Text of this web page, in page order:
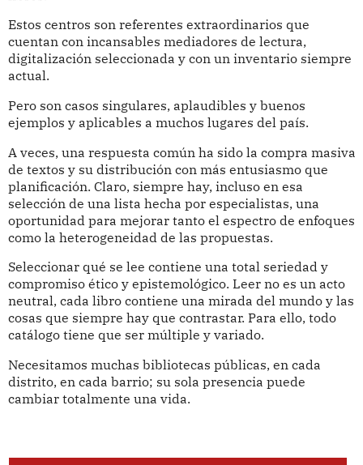
Estos centros son referentes extraordinarios que
cuentan con incansables mediadores de lectura,
digitalización seleccionada y con un inventario siempre
actual.
Pero son casos singulares, aplaudibles y buenos
ejemplos y aplicables a muchos lugares del país.
A veces, una respuesta común ha sido la compra masiva
de textos y su distribución con más entusiasmo que
planificación. Claro, siempre hay, incluso en esa
selección de una lista hecha por especialistas, una
oportunidad para mejorar tanto el espectro de enfoques
como la heterogeneidad de las propuestas.
Seleccionar qué se lee contiene una total seriedad y
compromiso ético y epistemológico. Leer no es un acto
neutral, cada libro contiene una mirada del mundo y las
cosas que siempre hay que contrastar. Para ello, todo
catálogo tiene que ser múltiple y variado.
Necesitamos muchas bibliotecas públicas, en cada
distrito, en cada barrio; su sola presencia puede
cambiar totalmente una vida.